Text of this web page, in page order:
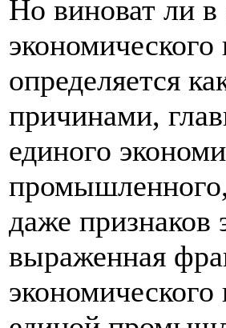
Но виноват ли
определяется
причинами,
единого
даже признаков
выраженная